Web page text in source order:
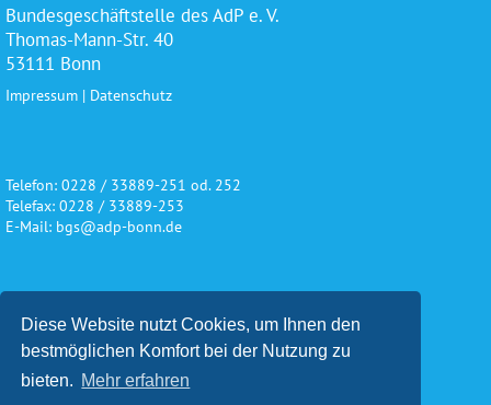
Diese Website nutzt Cookies, um Ihnen den
bestmöglichen Komfort bei der Nutzung zu
bieten. Mehr erfahren
Bundesgeschäftstelle des AdP e. V.
Thomas-Mann-Str. 40
53111 Bonn
Impressum | Datenschutz
Telefon: 0228 / 33889-251 od. 252
Telefax: 0228 / 33889-253
E-Mail: bgs@adp-bonn.de
Wir danken für die freundliche
Unterstützung und Förderung